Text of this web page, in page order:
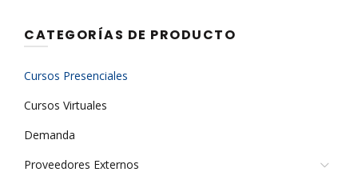
CATEGORÍAS DE PRODUCTO
Cursos Presenciales
Cursos Virtuales
Demanda
Proveedores Externos